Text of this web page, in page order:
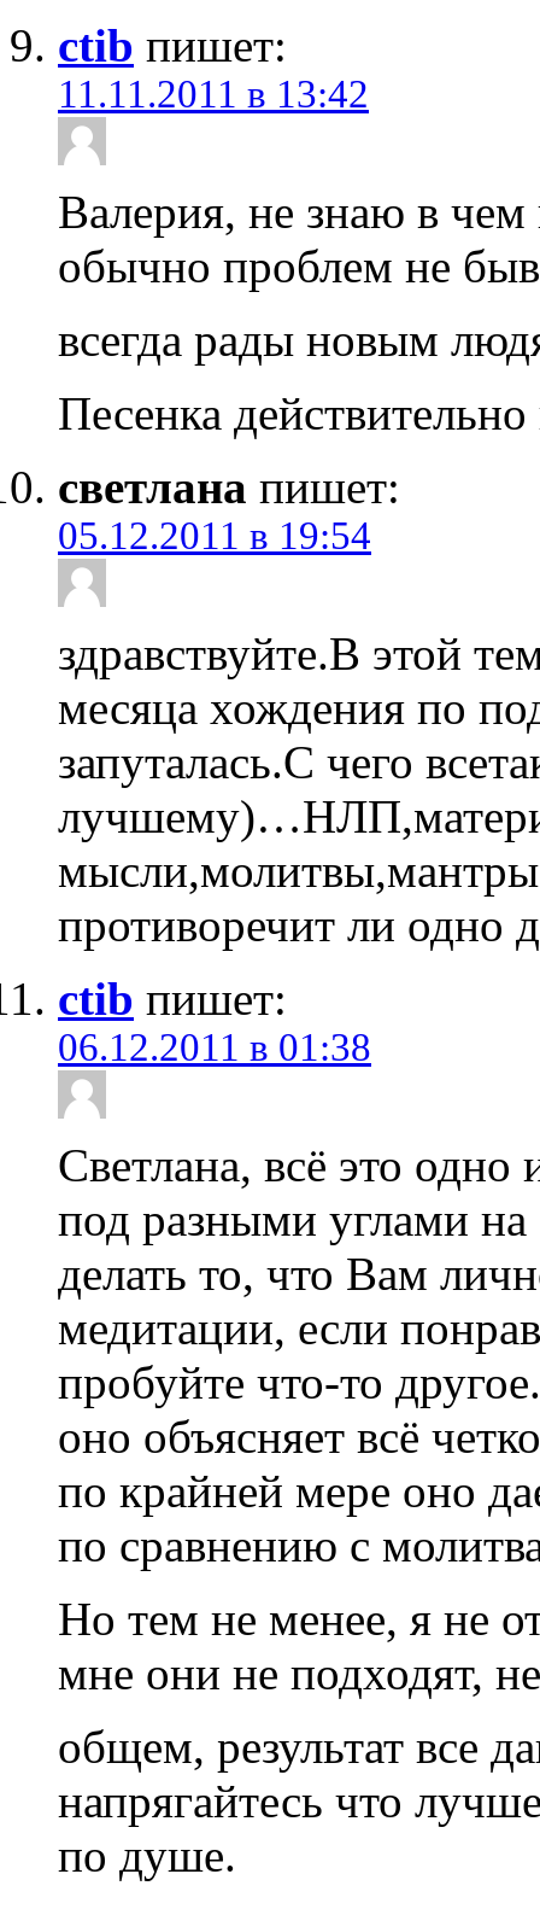
ctib пишет:
11.11.2011 в 13:42
Валерия, не знаю в
обычно проблем не
всегда рады новым
Песенка
светлана пишет:
05.12.2011 в 19:54
здравствуйте.В этой
месяца хождения по
запуталась.С чего
противоречит ли одно
ctib пишет:
06.12.2011 в 01:38
Светлана, всё это
под разными углами
делать то, что Вам
медитации, если
пробуйте что-то
оно объясняет всё
по крайней мере оно
по сравнению с
Но тем не менее, я не
мне они не подходят,
общем, результат все
напрягайтесь что
по душе.